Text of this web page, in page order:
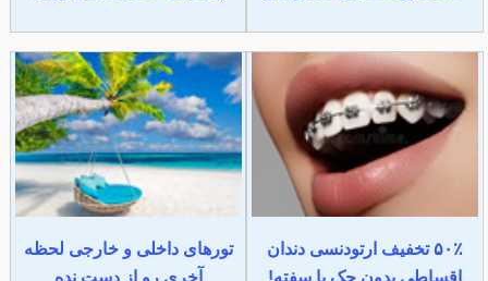
۵۰٪ تخفیف ارتودنسی دندان
تورهای داخلی و خارجی لحظه